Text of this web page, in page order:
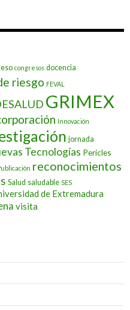
congresos docencia
riesgo FEVAL
GRIMEX
Innovación
jornada
Tecnologías Pericles
reconocimientos
Salud saludable SES
de Extremadura
visita